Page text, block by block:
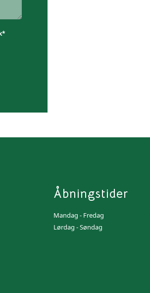
Åbningstider
Mandag - Fredag
Lørdag - Søndag